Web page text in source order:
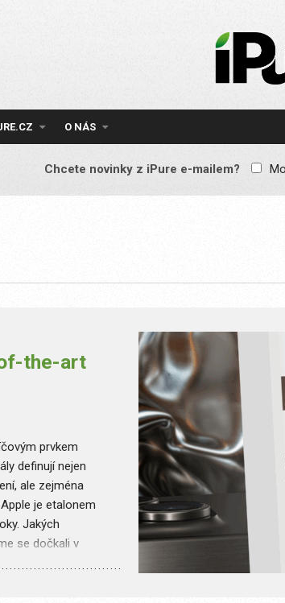
Prémiový
reklamy,
obsah pro
O NÁS
Chcete novinky z iPure e-mailem?
the-art
prvkem
definují nejen
ale zejména
je etalonem
Jakých
se dočkali v
téma Materiály